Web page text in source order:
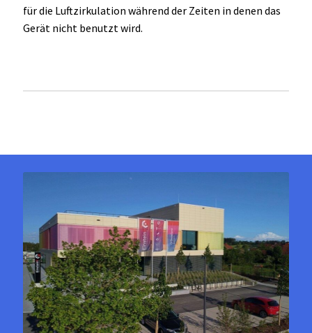
für die Luftzirkulation während der Zeiten in denen das
Gerät nicht benutzt wird.